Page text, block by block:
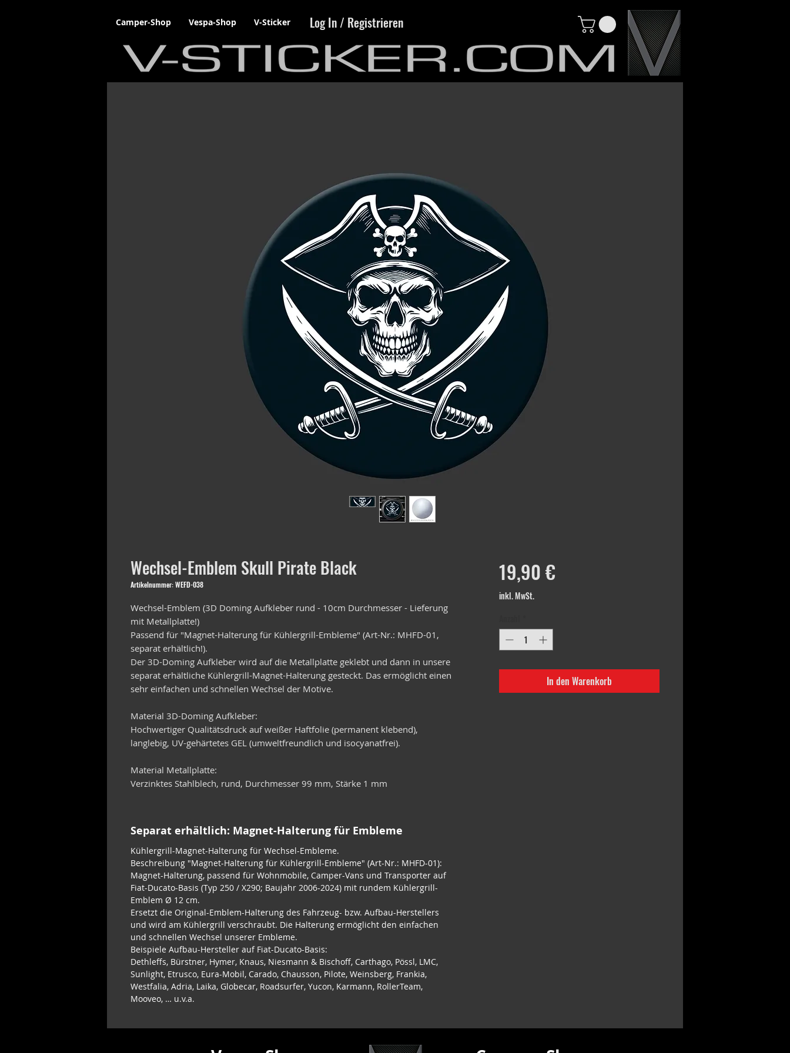
Camper-Shop Vespa-Shop V-Sticker Log In / Registrieren
Wechsel-Emblem Skull Pirate Black
Artikelnummer: WEFD-038
Wechsel-Emblem (3D Doming Aufkleber rund - 10cm Durchmesser - Lieferung
mit Metallplatte!)
Passend für "Magnet-Halterung für Kühlergrill-Embleme" (Art-Nr.: MHFD-01,
separat erhältlich!).
Der 3D-Doming Aufkleber wird auf die Metallplatte geklebt und dann in unsere
separat erhältliche Kühlergrill-Magnet-Halterung gesteckt. Das ermöglicht einen
sehr einfachen und schnellen Wechsel der Motive.
Material 3D-Doming Aufkleber:
Hochwertiger Qualitätsdruck auf weißer Haftfolie (permanent klebend),
langlebig, UV-gehärtetes GEL (umweltfreundlich und isocyanatfrei).
Material Metallplatte:
Verzinktes Stahlblech, rund, Durchmesser 99 mm, Stärke 1 mm
Separat erhältlich: Magnet-Halterung für Embleme
Kühlergrill-Magnet-Halterung für Wechsel-Embleme.
Beschreibung "Magnet-Halterung für Kühlergrill-Embleme" (Art-Nr.: MHFD-01):
Magnet-Halterung, passend für Wohnmobile, Camper-Vans und Transporter auf
Fiat-Ducato-Basis (Typ 250 / X290; Baujahr 2006-2024) mit rundem Kühlergrill-
Emblem Ø 12 cm.
Ersetzt die Original-Emblem-Halterung des Fahrzeug- bzw. Aufbau-Herstellers
und wird am Kühlergrill verschraubt. Die Halterung ermöglicht den einfachen
und schnellen Wechsel unserer Embleme.
Beispiele Aufbau-Hersteller auf Fiat-Ducato-Basis:
Dethleffs, Bürstner, Hymer, Knaus, Niesmann & Bischoff, Carthago, Pössl, LMC,
Sunlight, Etrusco, Eura-Mobil, Carado, Chausson, Pilote, Weinsberg, Frankia,
Westfalia, Adria, Laika, Globecar, Roadsurfer, Yucon, Karmann, RollerTeam,
Mooveo, … u.v.a.
19,90 €Preis
inkl. MwSt.
In den Warenkorb